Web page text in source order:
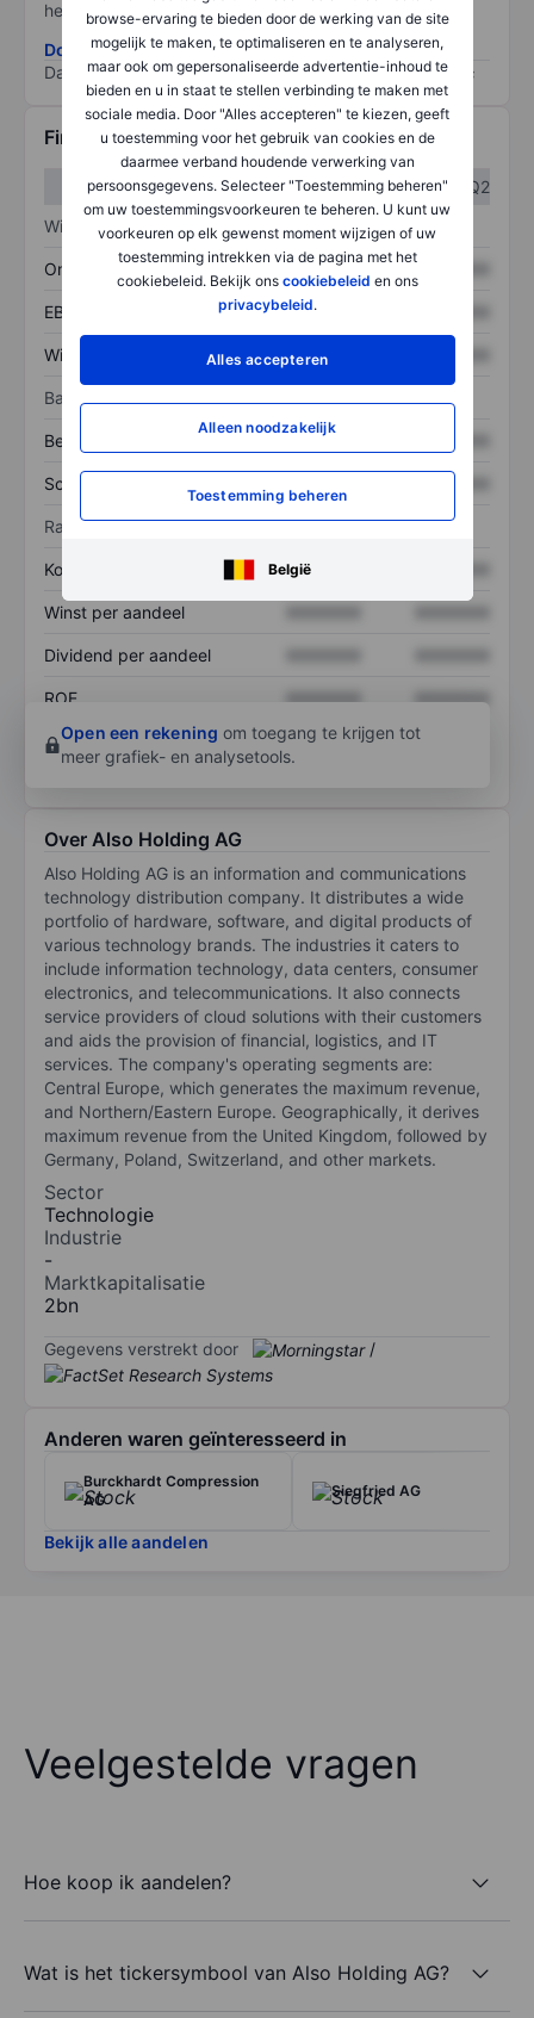
browse-ervaring te bieden door de werking van de site
mogelijk te maken, te optimaliseren en te analyseren,
maar ook om gepersonaliseerde advertentie-inhoud te
bieden en u in staat te stellen verbinding te maken met
sociale media. Door "Alles accepteren" te kiezen, geeft
u toestemming voor het gebruik van cookies en de
daarmee verband houdende verwerking van
persoonsgegevens. Selecteer "Toestemming beheren"
om uw toestemmingsvoorkeuren te beheren. U kunt uw
voorkeuren op elk gewenst moment wijzigen of uw
toestemming intrekken via de pagina met het
cookiebeleid. Bekijk ons cookiebeleid en ons
privacybeleid.
Alles accepteren
Alleen noodzakelijk
Toestemming beheren
België
het grootste risico).
Download de ESG-risicomethodologie
Data provided by
/
Financiële gegevens
Q1
Q2
Winst/verlies
Omzet XXXXXXX XXXXXXX
EBITDA XXXXXXX
Winst XXXXXXX
Balans
Bezittingen XXXXXXX
Schulden
Ratio's
Koers/omzetratio XXXXXXX
Winst per aandeel
Dividend per aandeel
ROE XXXXXXX
XXXXXXX
Open een rekening om toegang te krijgen tot
meer grafiek- en analysetools.
Over Also Holding AG
Also Holding AG is an information and communications
technology distribution company. It distributes a wide
portfolio of hardware, software, and digital products of
various technology brands. The industries it caters to
include information technology, data centers, consumer
electronics, and telecommunications. It also connects
service providers of cloud solutions with their customers
and aids the provision of financial, logistics, and IT
services. The company's operating segments are:
Central Europe, which generates the maximum revenue,
and Northern/Eastern Europe. Geographically, it derives
maximum revenue from the United Kingdom, followed by
Germany, Poland, Switzerland, and other markets.
Sector
Technologie
Industrie
-
Marktkapitalisatie
2bn
Gegevens verstrekt door /
Anderen waren geïnteresseerd in
Burckhardt Compression
AG
Siegfried AG
Bekijk alle aandelen
Veelgestelde vragen
Hoe koop ik aandelen?
Wat is het tickersymbool van Also Holding AG?